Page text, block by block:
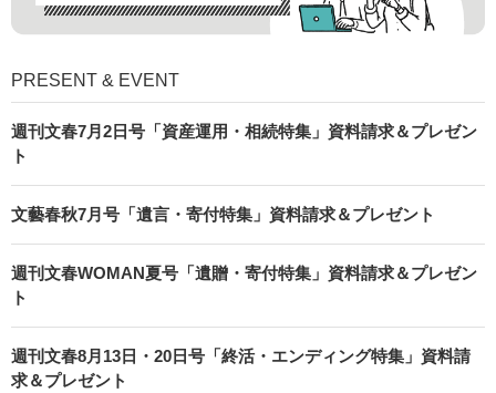
PRESENT & EVENT
週刊文春7月2日号「資産運用・相続特集」資料請求＆プレゼン
ト
文藝春秋7月号「遺言・寄付特集」資料請求＆プレゼント
週刊文春WOMAN夏号「遺贈・寄付特集」資料請求＆プレゼン
ト
週刊文春8月13日・20日号「終活・エンディング特集」資料請
求＆プレゼント